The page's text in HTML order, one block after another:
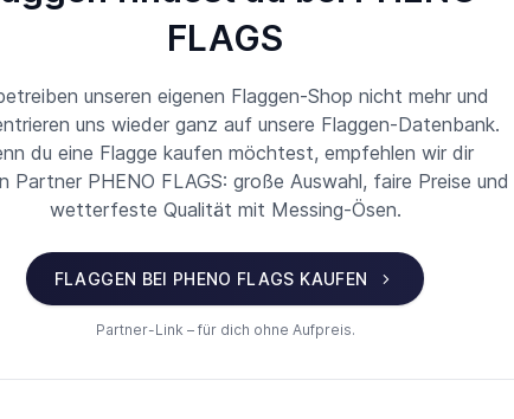
FLAGS
unseren eigenen Flaggen-Shop nicht mehr und
uns wieder ganz auf unsere Flaggen-Datenbank.
du eine Flagge kaufen möchtest, empfehlen wir dir
Partner PHENO FLAGS: große Auswahl, faire Preise und
wetterfeste Qualität mit Messing-Ösen.
FLAGGEN BEI PHENO FLAGS KAUFEN
Partner-Link – für dich ohne Aufpreis.